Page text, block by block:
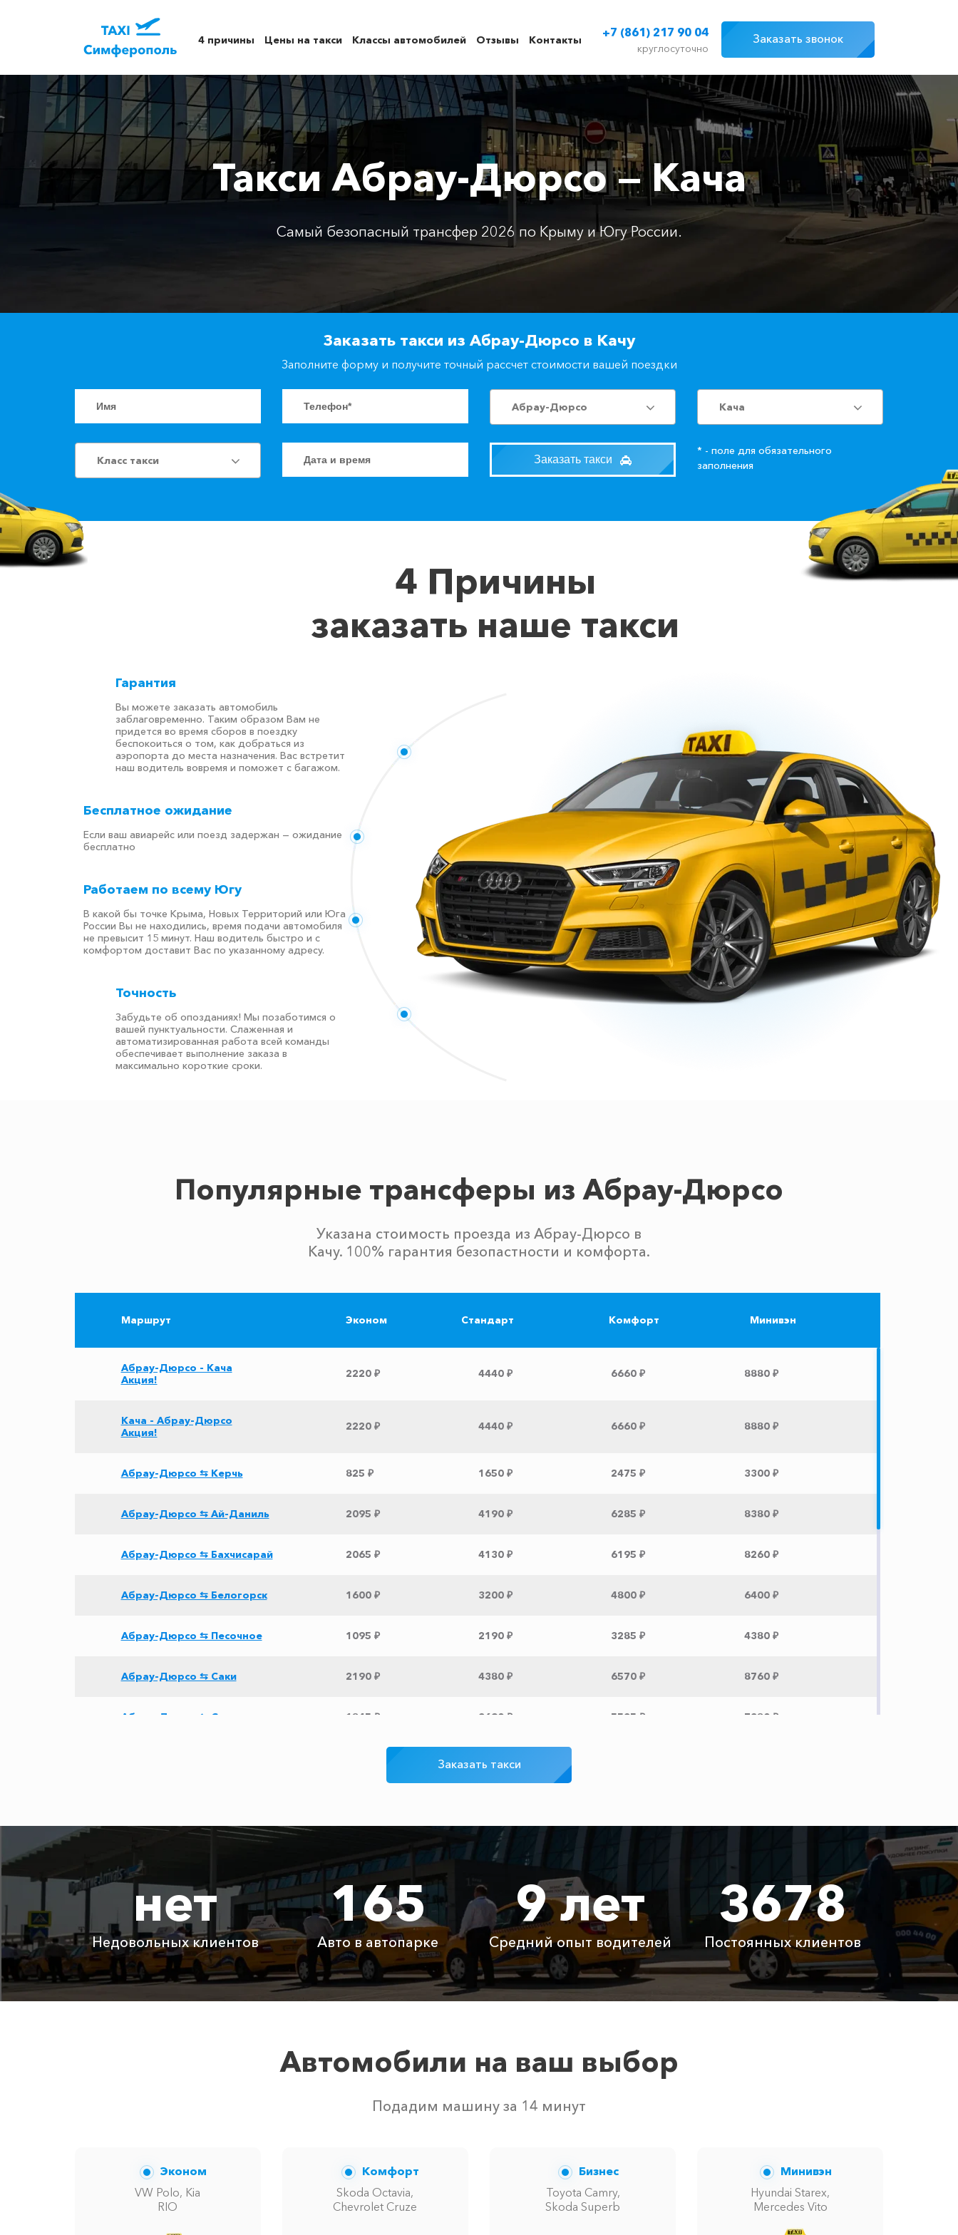
4 причины Цены на такси Классы автомобилей Отзывы Контакты
+7 (861) 217 90 04
круглосуточно
Заказать звонок
Такси Абрау-Дюрсо — Кача
Самый безопасный трансфер 2026 по Крыму и Югу России.
Заказать такси из Абрау-Дюрсо в Качу
Заполните форму и получите точный рассчет стоимости вашей поездки
Абрау-Дюрсо Кача
Класс такси Заказать такси
* - поле для обязательного
заполнения
4 Причины
заказать наше такси
Гарантия
Вы можете заказать автомобиль
заблаговременно. Таким образом Вам не
придется во время сборов в поездку
беспокоиться о том, как добраться из
аэропорта до места назначения. Вас встретит
наш водитель вовремя и поможет с багажом.
Бесплатное ожидание
Если ваш авиарейс или поезд задержан — ожидание
бесплатно
Работаем по всему Югу
В какой бы точке Крыма, Новых Территорий или Юга
России Вы не находились, время подачи автомобиля
не превысит 15 минут. Наш водитель быстро и с
комфортом доставит Вас по указанному адресу.
Точность
Забудьте об опозданиях! Мы позаботимся о
вашей пунктуальности. Слаженная и
автоматизированная работа всей команды
обеспечивает выполнение заказа в
максимально короткие сроки.
Популярные трансферы из Абрау-Дюрсо
Указана стоимость проезда из Абрау-Дюрсо в
Качу. 100% гарантия безопастности и комфорта.
Маршрут Эконом Стандарт Комфорт Минивэн
Абрау-Дюрсо - Кача
Акция!
2220 ₽ 4440 ₽ 6660 ₽ 8880 ₽
Кача - Абрау-Дюрсо
Акция!
2220 ₽ 4440 ₽ 6660 ₽ 8880 ₽
Абрау-Дюрсо ⇆ Керчь 825 ₽ 1650 ₽ 2475 ₽ 3300 ₽
Абрау-Дюрсо ⇆ Ай-Даниль 2095 ₽ 4190 ₽ 6285 ₽ 8380 ₽
Абрау-Дюрсо ⇆ Бахчисарай 2065 ₽ 4130 ₽ 6195 ₽ 8260 ₽
Абрау-Дюрсо ⇆ Белогорск 1600 ₽ 3200 ₽ 4800 ₽ 6400 ₽
Абрау-Дюрсо ⇆ Песочное 1095 ₽ 2190 ₽ 3285 ₽ 4380 ₽
Абрау-Дюрсо ⇆ Саки 2190 ₽ 4380 ₽ 6570 ₽ 8760 ₽
Абрау-Дюрсо ⇆ Солнечногорское 1845 ₽ 3690 ₽ 5535 ₽ 7380 ₽
Абрау-Дюрсо ⇆ Роза Хутор 3730 ₽
Абрау-Дюрсо ⇆ Новоозерное 6915 ₽
Абрау-Дюрсо ⇆ Гостагаевская 225 ₽ 450 ₽ 675 ₽ 900 ₽
Детское автокресло Бесплатно Бесплатно Бесплатно Бесплатно
Ожидание машины Бесплатно Бесплатно Бесплатно Бесплатно
Заказать такси
нет
Недовольных клиентов
165
Авто в автопарке
9 лет
Средний опыт водителей
3678
Постоянных клиентов
Автомобили на ваш выбор
Подадим машину за 14 минут
Эконом
VW Polo, Kia
RIO
Комфорт
Skoda Octavia,
Chevrolet Cruze
Бизнес
Toyota Camry,
Skoda Superb
Минивэн
Hyundai Starex,
Mercedes Vito